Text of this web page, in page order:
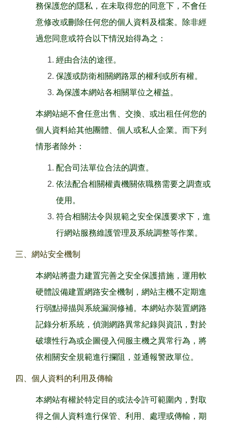
務保護您的隱私，在未取得您的同意下，不會任
意修改或刪除任何您的個人資料及檔案。除非經
過您同意或符合以下情況始得為之：
經由合法的途徑。
保護或防衛相關網路眾的權利或所有權。
為保護本網站各相關單位之權益。
本網站絕不會任意出售、交換、或出租任何您的
個人資料給其他團體、個人或私人企業。而下列
情形者除外：
配合司法單位合法的調查。
依法配合相關權責機關依職務需要之調查或
使用。
符合相關法令與規範之安全保護要求下，進
行網站服務維護管理及系統調整等作業。
三、網站安全機制
本網站將盡力建置完善之安全保護措施，運用軟
硬體設備建置網路安全機制，網站主機不定期進
行弱點掃描與系統漏洞修補。本網站亦裝置網路
記錄分析系統，偵測網路異常紀錄與資訊，對於
破壞性行為或企圖侵入伺服主機之異常行為，將
依相關安全規範進行攔阻，並通報警政單位。
四、個人資料的利用及傳輸
本網站有權於特定目的或法令許可範圍內，對取
得之個人資料進行保管、利用、處理或傳輸，期